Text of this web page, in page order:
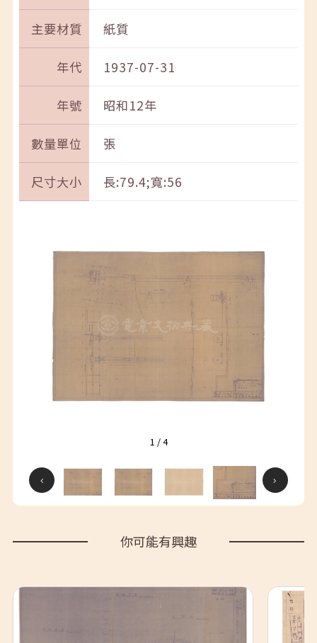
主要材質 紙質
年代 1937-07-31
年號 昭和12年
數量單位 張
尺寸大小 長:79.4;寬:56
1 /4
你可能有興趣